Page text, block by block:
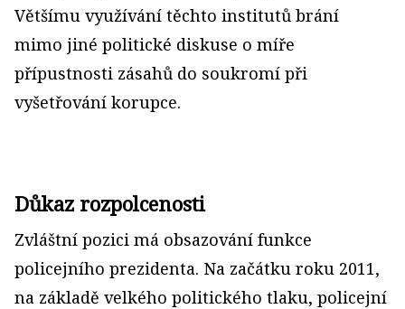
Většímu využívání těchto institutů brání
mimo jiné politické diskuse o míře
přípustnosti zásahů do soukromí při
vyšetřování korupce.
Důkaz rozpolcenosti
Zvláštní pozici má obsazování funkce
policejního prezidenta. Na začátku roku 2011,
na základě velkého politického tlaku, policejní